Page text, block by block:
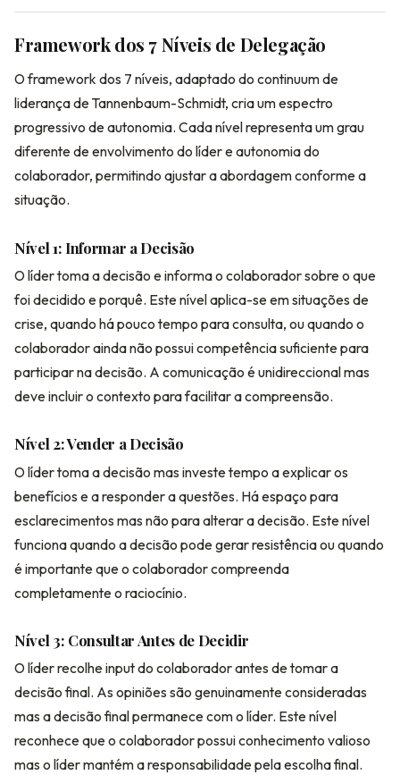
Framework dos 7 Níveis de Delegação
O framework dos 7 níveis, adaptado do continuum de
liderança de Tannenbaum-Schmidt, cria um espectro
progressivo de autonomia. Cada nível representa um grau
diferente de envolvimento do líder e autonomia do
colaborador, permitindo ajustar a abordagem conforme a
situação.
Nível 1: Informar a Decisão
O líder toma a decisão e informa o colaborador sobre o que
foi decidido e porquê. Este nível aplica-se em situações de
crise, quando há pouco tempo para consulta, ou quando o
colaborador ainda não possui competência suficiente para
participar na decisão. A comunicação é unidireccional mas
deve incluir o contexto para facilitar a compreensão.
Nível 2: Vender a Decisão
O líder toma a decisão mas investe tempo a explicar os
benefícios e a responder a questões. Há espaço para
esclarecimentos mas não para alterar a decisão. Este nível
funciona quando a decisão pode gerar resistência ou quando
é importante que o colaborador compreenda
completamente o raciocínio.
Nível 3: Consultar Antes de Decidir
O líder recolhe input do colaborador antes de tomar a
decisão final. As opiniões são genuinamente consideradas
mas a decisão final permanece com o líder. Este nível
reconhece que o colaborador possui conhecimento valioso
mas o líder mantém a responsabilidade pela escolha final.